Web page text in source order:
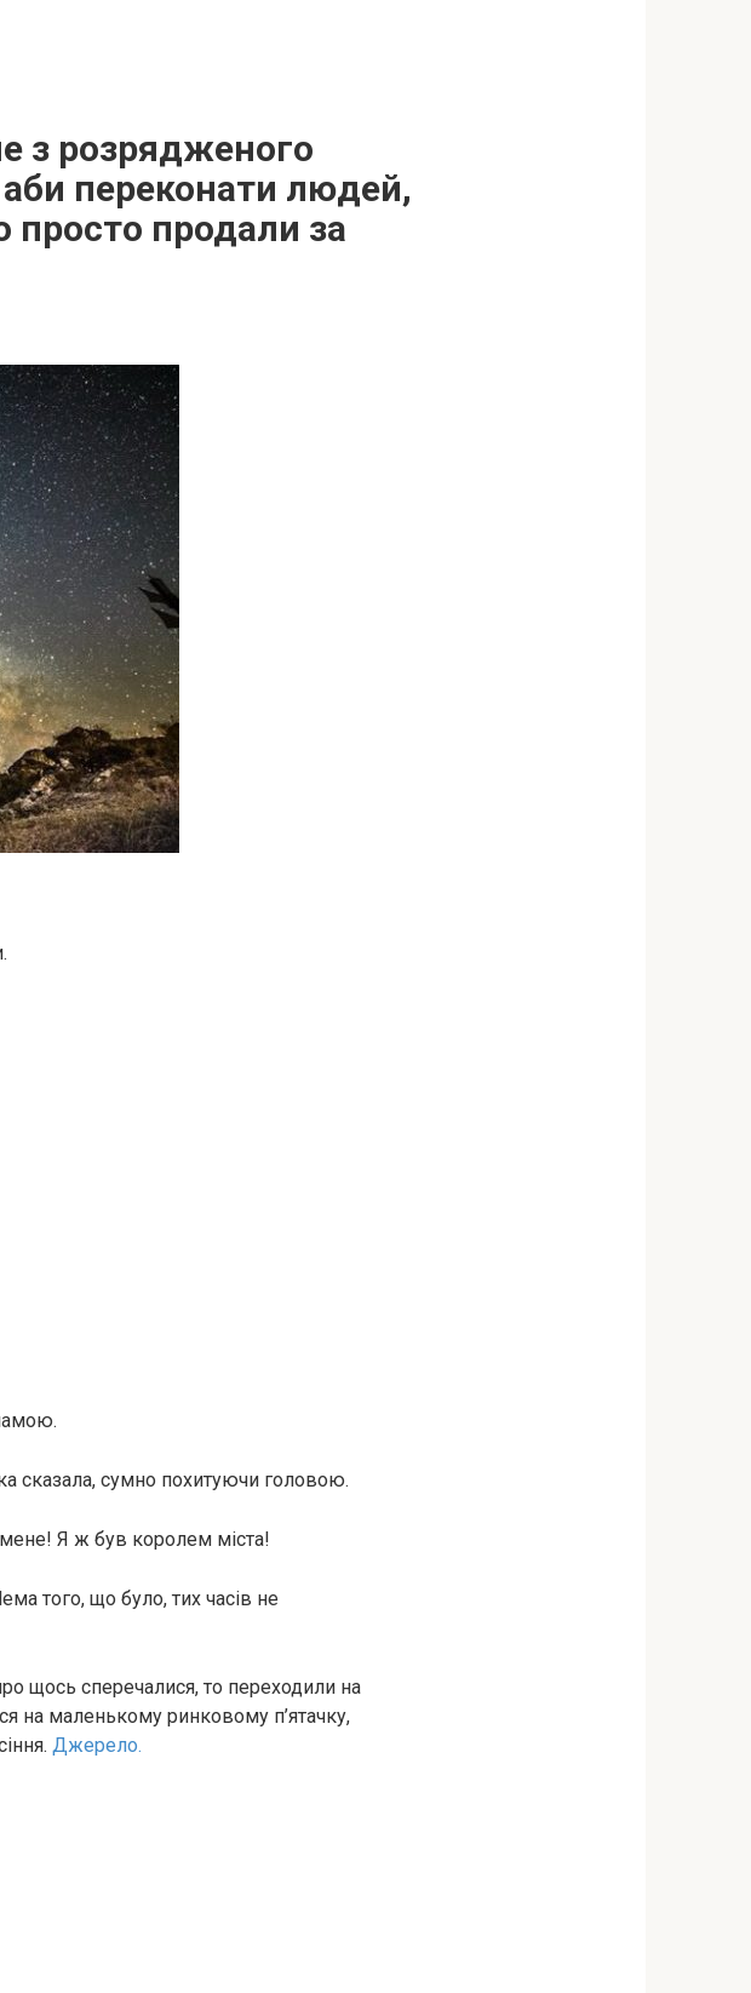
з розрядженого
переконати людей,
продали за
сказала, сумно похитуючи головою.
мене! Я ж був королем міста!
того, що було, тих часів не
щось сперечалися, то переходили на
на маленькому ринковому п’ятачку,
Джерело.